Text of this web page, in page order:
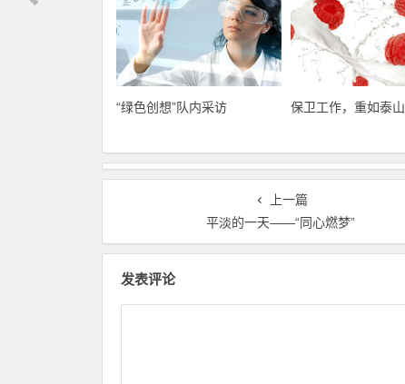
“绿色创想”队内采访 保卫工作，重如泰山
上一篇
平淡的一天――“同心燃梦”
发表评论